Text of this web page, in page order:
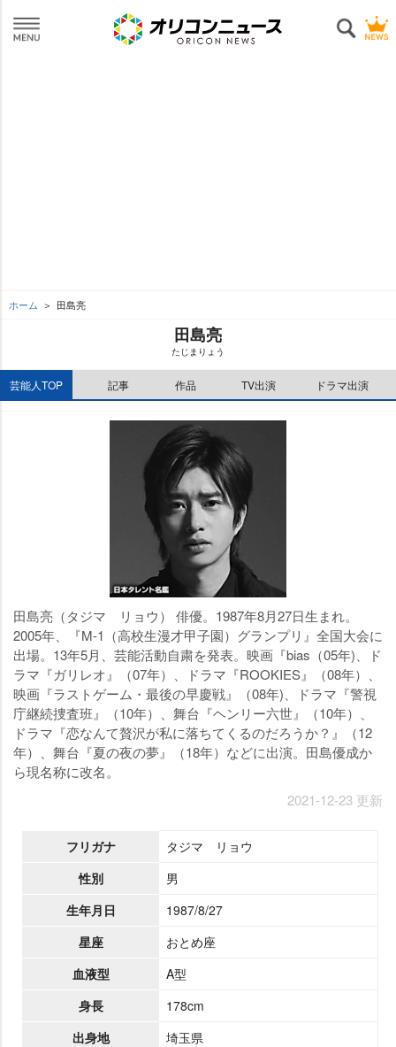
ホーム 田島亮
田島亮
たじまりょう
芸能人TOP 記事 作品 TV出演 ドラマ出演
田島亮（タジマ リョウ） 俳優。1987年8月27日生まれ。
2005年、『M-1（高校生漫才甲子園）グランプリ』全国大会に
出場。13年5月、芸能活動自粛を発表。映画『bias（05年)、ド
ラマ『ガリレオ』（07年）、ドラマ『ROOKIES』（08年）、
映画『ラストゲーム・最後の早慶戦』（08年)、ドラマ『警視
庁継続捜査班』（10年）、舞台『ヘンリー六世』（10年）、
ドラマ『恋なんて贅沢が私に落ちてくるのだろうか？』（12
年）、舞台『夏の夜の夢』（18年）などに出演。田島優成か
ら現名称に改名。
2021-12-23 更新
フリガナ
タジマ リョウ
性別
男
生年月日
1987/8/27
星座
おとめ座
血液型
A型
身長
178cm
出身地
埼玉県